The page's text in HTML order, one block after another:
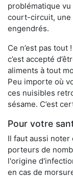
problématique
court-circuit, une
engendrés.
Ce n’est pas
c’est accepté
aliments à tout
Peu importe où
ces nuisibles
sésame. C’est
Pour votre
Il faut aussi
porteurs de
l'origine
en cas de